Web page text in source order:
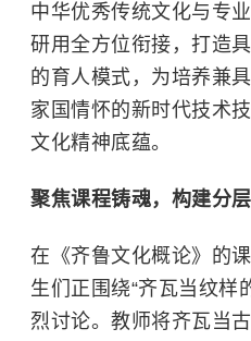
中华优秀传统文化与专
研用全方位衔接，打造
的育人模式，为培养兼
家国情怀的新时代技术
文化精神底蕴。
聚焦课程铸魂，构建分
在《齐鲁文化概论》的
生们正围绕“齐瓦当纹样
烈讨论。教师将齐瓦当